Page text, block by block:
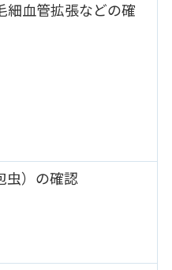
細血管拡張などの確
虫）の確認